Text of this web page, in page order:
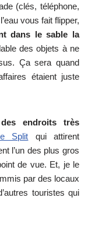
(clés, téléphone,
vous fait flipper,
dans le sable la
des objets à ne
Ça sera quand
étaient juste
endroits très
Split qui attirent
l’un des plus gros
de vue. Et, je le
par des locaux
touristes qui